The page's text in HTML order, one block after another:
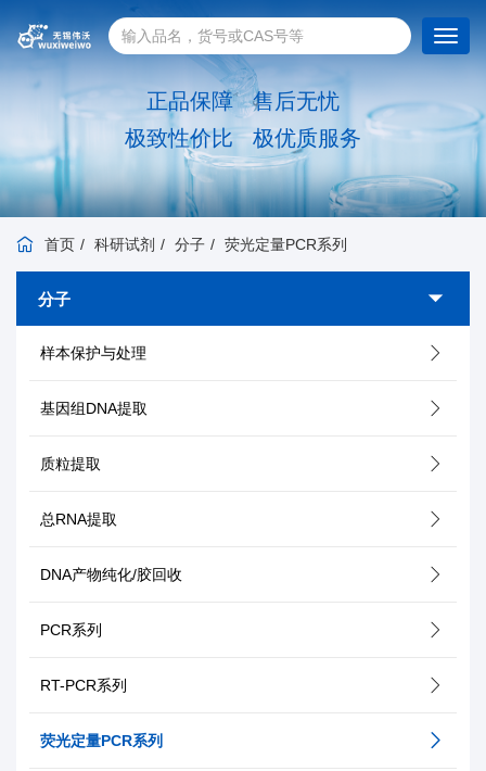
正品保障 售后无忧
极致性价比 极优质服务
首页 科研试剂 分子 荧光定量PCR系列
分子
样本保护与处理
基因组DNA提取
质粒提取
总RNA提取
DNA产物纯化/胶回收
PCR系列
RT-PCR系列
荧光定量PCR系列